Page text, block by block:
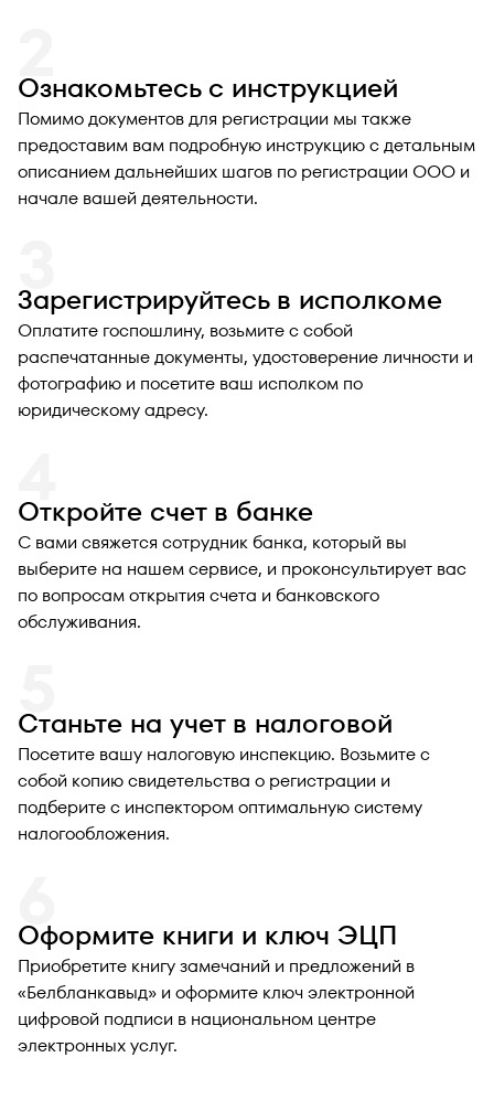
Ознакомьтесь с инструкцией
Помимо документов для регистрации мы также
предоставим вам подробную инструкцию с детальным
описанием дальнейших шагов по регистрации ООО и
начале вашей деятельности.
Зарегистрируйтесь в исполкоме
Оплатите госпошлину, возьмите с собой
распечатанные документы, удостоверение личности и
фотографию и посетите ваш исполком по
юридическому адресу.
Откройте счет в банке
С вами свяжется сотрудник банка, который вы
выберите на нашем сервисе, и проконсультирует вас
по вопросам открытия счета и банковского
обслуживания.
Станьте на учет в налоговой
Посетите вашу налоговую инспекцию. Возьмите с
собой копию свидетельства о регистрации и
подберите с инспектором оптимальную систему
налогообложения.
Оформите книги и ключ ЭЦП
Приобретите книгу замечаний и предложений в
«Белбланкавыд» и оформите ключ электронной
цифровой подписи в национальном центре
электронных услуг.